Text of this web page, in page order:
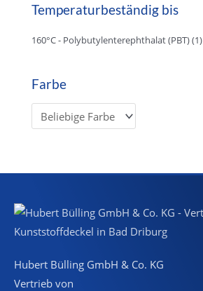
Temperaturbeständig bis
160°C - Polybutylenterephthalat (PBT)(1)
Farbe
Hubert Bülling GmbH & Co. KG
Vertrieb von